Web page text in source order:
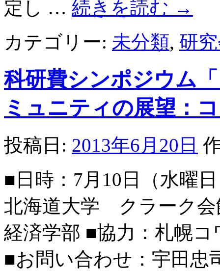
定し … 続きを読む →
カテゴリー: 未分類, 研
科研費シンポジウム
ミュニティの展望：
投稿日: 2013年6月20日
■日時：7月10日（水曜
北海道大学 クラーク
経済学部 ■協力：札幌
■お問い合わせ：宇田忠